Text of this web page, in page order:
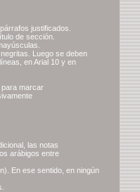
justificados.
de sección.
Luego se deben
en Arial 10 y en
para marcar
las notas
arábigos entre
En ese sentido, en ningún